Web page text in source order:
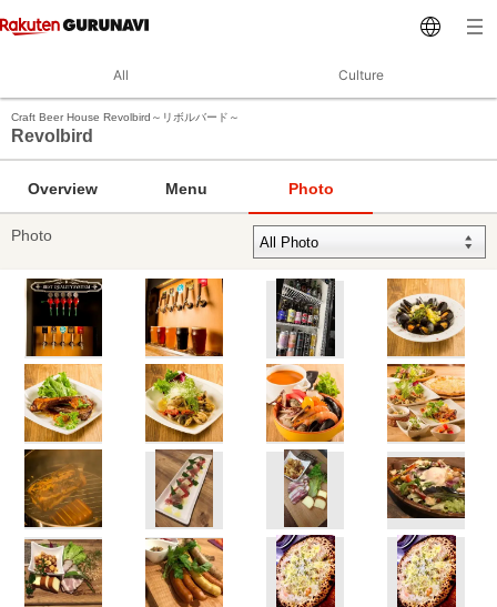
All Culture
Craft Beer House Revolbird～リボルバード～
Revolbird
Overview Menu Photo
Photo